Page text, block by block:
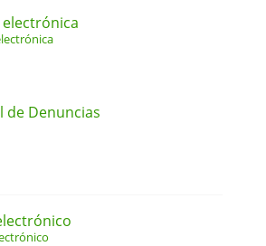
electrónica
de Denuncias